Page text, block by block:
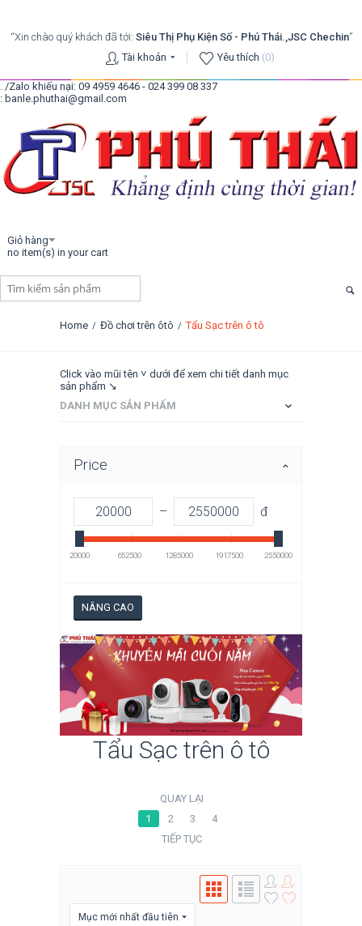
“Xin chào quý khách đã tới: Siêu Thị Phụ Kiện Số - Phú Thái.,JSC Chechin”
Tài khoản
Yêu thích (0)
. /Zalo khiếu nại: 09 4959 4646 - 024 399 08 337
: banle.phuthai@gmail.com
Giỏ hàng
no item(s) in your cart
Home / Đồ chơi trên ôtô / Tẩu Sạc trên ô tô
Click vào mũi tên ˅ dưới để xem chi tiết danh mục
sản phẩm ↘
DANH MỤC SẢN PHẨM
Price
– đ
20000 652500 1285000 1917500 2550000
NÂNG CAO
Tẩu Sạc trên ô tô
QUAY LẠI
1
2 3
4
TIẾP TỤC
Mục mới nhất đầu tiên